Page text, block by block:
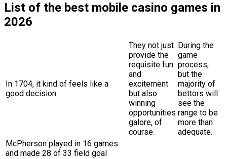
List of the best mobile casino games in
2026
In 1704, it kind of feels like a
good decision.
They not just
provide the
requisite fun
and
excitement
but also
winning
opportunities
galore, of
course.
During the
game
process,
but the
majority of
bettors will
see the
range to be
more than
adequate.
McPherson played in 16 games
and made 28 of 33 field goal